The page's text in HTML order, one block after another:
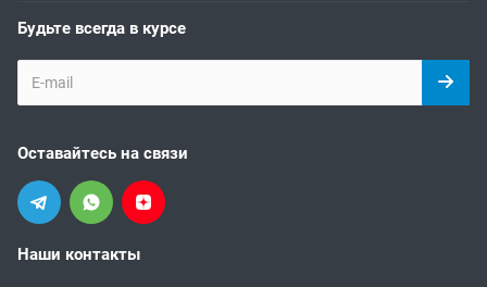
Будьте всегда в курсе
Оставайтесь на связи
Наши контакты